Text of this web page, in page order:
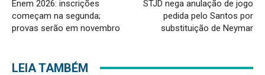
Enem 2026: inscrições
começam na segunda;
provas serão em novembro
STJD nega anulação de jogo
pedida pelo Santos por
substituição de Neymar
LEIA TAMBÉM